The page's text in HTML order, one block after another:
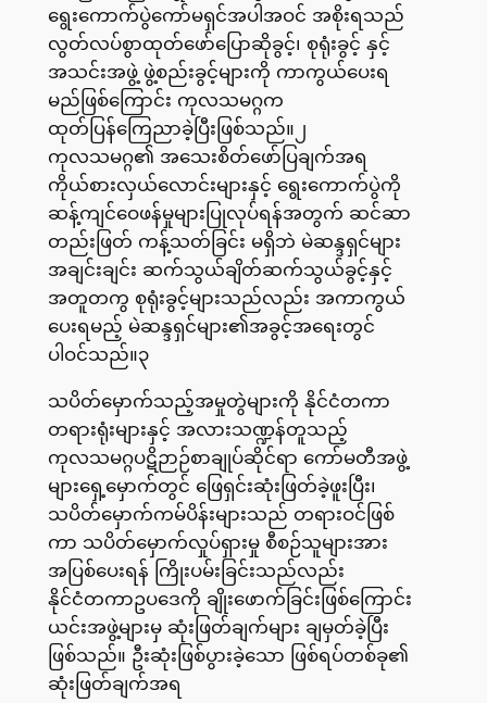
ရွေးကောက်ပွဲကော်မရှင်အပါအဝင် အစိုးရသည်
လွတ်လပ်စွာထုတ်ဖော်ပြောဆိုခွင့်၊ စုရုံးခွင့် နှင့်
အသင်းအဖွဲ့ ဖွဲ့စည်းခွင့်များကို ကာကွယ်ပေးရ
မည်ဖြစ်ကြောင်း ကုလသမဂ္ဂက
ထုတ်ပြန်ကြေညာခဲ့ပြီးဖြစ်သည်။၂
ကုလသမဂ္ဂ၏ အသေးစိတ်ဖော်ပြချက်အရ
ကိုယ်စားလှယ်လောင်းများနှင့် ရွေးကောက်ပွဲကို
ဆန့်ကျင်ဝေဖန်မှုများပြုလုပ်ရန်အတွက် ဆင်ဆာ
တည်းဖြတ် ကန့်သတ်ခြင်း မရှိဘဲ မဲဆန္ဒရှင်များ
အချင်းချင်း ဆက်သွယ်ချိတ်ဆက်သွယ်ခွင့်နှင့်
အတူတကွ စုရုံးခွင့်များသည်လည်း အကာကွယ်
ပေးရမည့် မဲဆန္ဒရှင်များ၏အခွင့်အရေးတွင်
ပါဝင်သည်။၃
သပိတ်မှောက်သည့်အမှုတွဲများကို နိုင်ငံတကာ
တရားရုံးများနှင့် အလားသဏ္ဍန်တူသည့်
ကုလသမဂ္ဂပဋိဉာဉ်စာချုပ်ဆိုင်ရာ ကော်မတီအဖွဲ့
များရှေ့မှောက်တွင် ဖြေရှင်းဆုံးဖြတ်ခဲ့ဖူးပြီး၊
သပိတ်မှောက်ကမ်ပိန်းများသည် တရားဝင်ဖြစ်
ကာ သပိတ်မှောက်လှုပ်ရှားမှု စီစဉ်သူများအား
အပြစ်ပေးရန် ကြိုးပမ်းခြင်းသည်လည်း
နိုင်ငံတကာဥပဒေကို ချိုးဖောက်ခြင်းဖြစ်ကြောင်း
ယင်းအဖွဲ့များမှ ဆုံးဖြတ်ချက်များ ချမှတ်ခဲ့ပြီး
ဖြစ်သည်။ ဦးဆုံးဖြစ်ပွားခဲ့သော ဖြစ်ရပ်တစ်ခု၏
ဆုံးဖြတ်ချက်အရ